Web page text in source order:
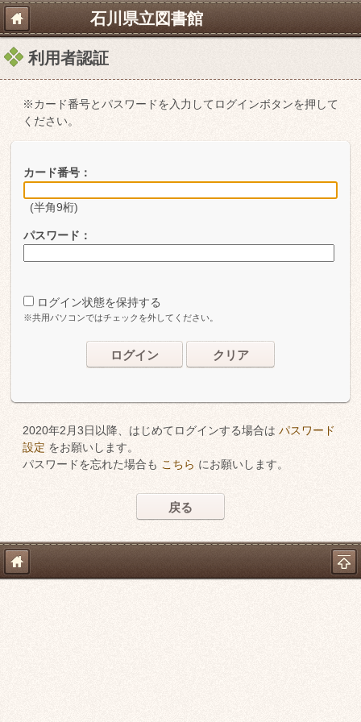
石川県立図書館
利用者認証
※カード番号とパスワードを入力してログインボタンを押して
ください。
カード番号：
(半角9桁)
パスワード：
ログイン状態を保持する
※共用パソコンではチェックを外してください。
ログイン クリア
2020年2月3日以降、はじめてログインする場合は パスワード
設定 をお願いします。
パスワードを忘れた場合も こちら にお願いします。
戻る